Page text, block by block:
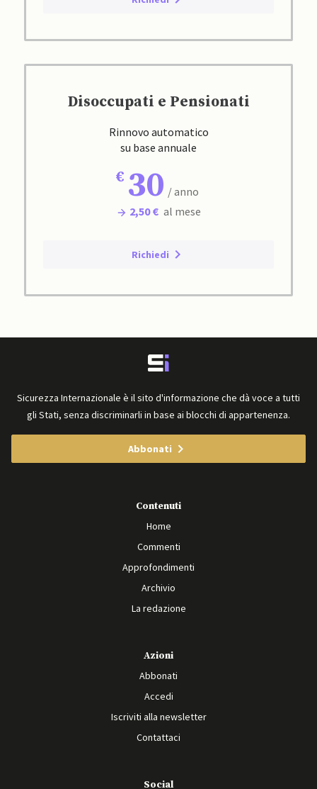
Disoccupati e Pensionati
Rinnovo automatico
su base annuale
30 / anno
2,50 € al mese
Richiedi
Sicurezza Internazionale è il sito d'informazione che dà voce a tutti
gli Stati, senza discriminarli in base ai blocchi di appartenenza.
Abbonati
Contenuti
Home
Commenti
Approfondimenti
Archivio
La redazione
Azioni
Abbonati
Accedi
Iscriviti alla newsletter
Contattaci
Social